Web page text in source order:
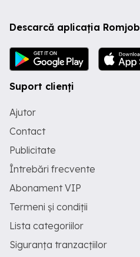
Descarcă aplicația Romjob
Suport clienți
Ajutor
Contact
Publicitate
Întrebări frecvente
Abonament VIP
Termeni și condiții
Lista categoriilor
Siguranța tranzacțiilor